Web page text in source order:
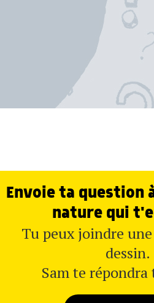
Envoie ta question
nature qui
Tu peux joindre
dessin.
Sam te